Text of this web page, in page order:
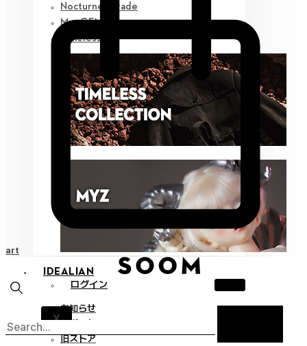
Nocturne Parade
Myz GEM
Timeless
IDEALIAN
ログイン
X
お知らせ
サポート
旧ストア